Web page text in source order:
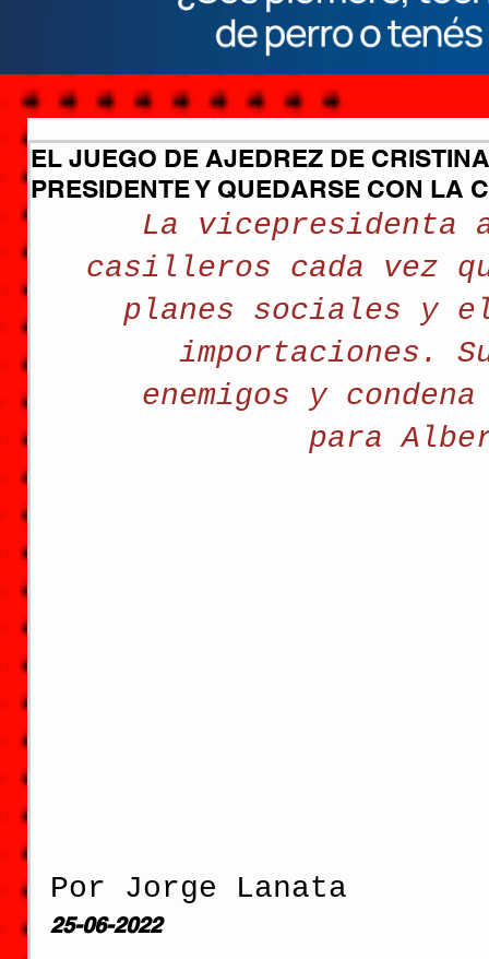
EL JUEGO DE AJEDREZ DE
PRESIDENTE Y QUEDARSE CON LA
La vicepresidenta
casilleros cada vez
planes sociales y
importaciones.
enemigos y
para
Por Jorge Lanata
25-06-2022